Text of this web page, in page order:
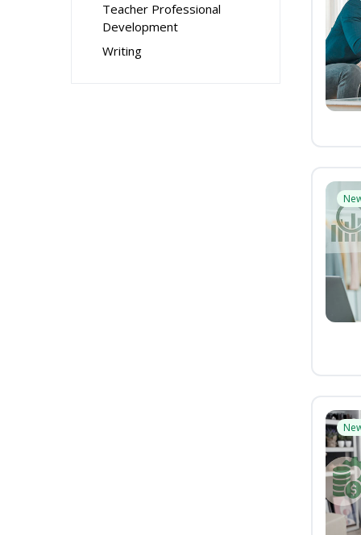
Teacher Professional
Development
Writing